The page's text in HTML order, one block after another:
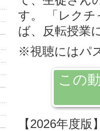
す。 「レクチ
ば、反転授業
※視聴にはパ
この
【2026年度版